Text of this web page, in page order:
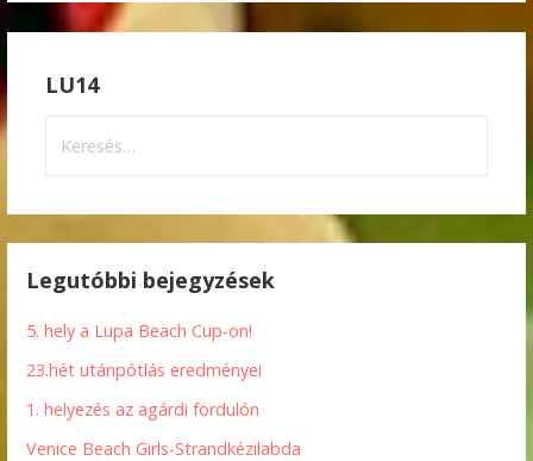
LU14
Legutóbbi bejegyzések
5. hely a Lupa Beach Cup-on!
23.hét utánpótlás eredményei
1. helyezés az agárdi fordulón
Venice Beach Girls-Strandkézilabda